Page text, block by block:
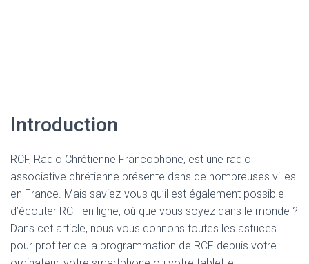
Introduction
RCF, Radio Chrétienne Francophone, est une radio
associative chrétienne présente dans de nombreuses villes
en France. Mais saviez-vous qu’il est également possible
d’écouter RCF en ligne, où que vous soyez dans le monde ?
Dans cet article, nous vous donnons toutes les astuces
pour profiter de la programmation de RCF depuis votre